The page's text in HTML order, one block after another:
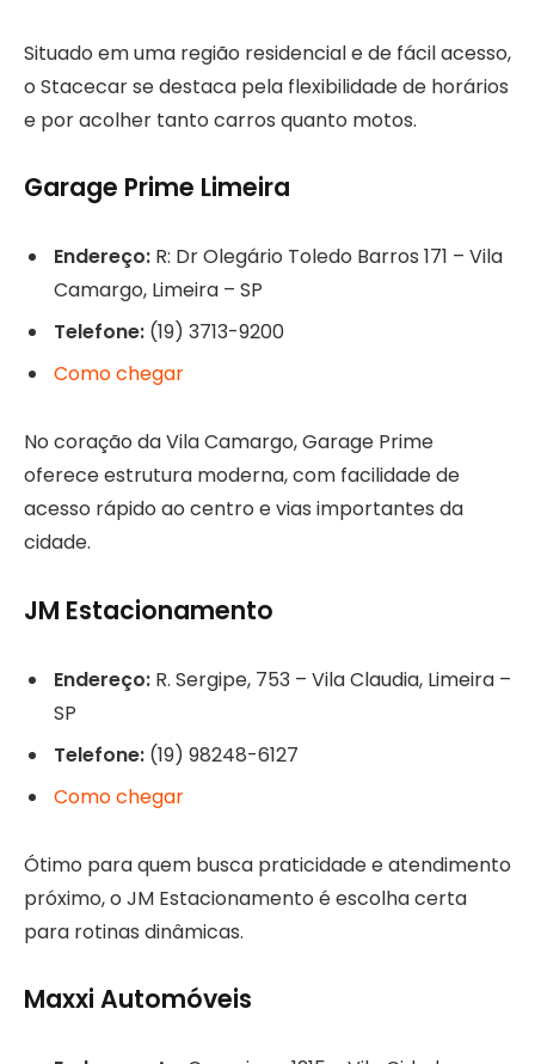
Situado em uma região residencial e de fácil acesso,
o Stacecar se destaca pela flexibilidade de horários
e por acolher tanto carros quanto motos.
Garage Prime Limeira
Endereço: R: Dr Olegário Toledo Barros 171 – Vila
Camargo, Limeira – SP
Telefone: (19) 3713-9200
Como chegar
No coração da Vila Camargo, Garage Prime
oferece estrutura moderna, com facilidade de
acesso rápido ao centro e vias importantes da
cidade.
JM Estacionamento
Endereço: R. Sergipe, 753 – Vila Claudia, Limeira –
SP
Telefone: (19) 98248-6127
Como chegar
Ótimo para quem busca praticidade e atendimento
próximo, o JM Estacionamento é escolha certa
para rotinas dinâmicas.
Maxxi Automóveis